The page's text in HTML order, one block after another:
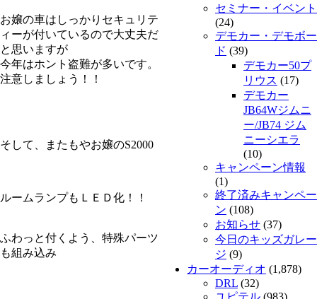
お嬢の車はしっかりセキュリテ
ィーが付いているので大丈夫だ
と思いますが
今年はホント盗難が多いです。
注意しましょう！！
そして、またもやお嬢のS2000
ルームランプもＬＥＤ化！！
ふわっと付くよう、特殊パーツ
も組み込み
セミナー・イベント
(24)
デモカー・デモボー
ド (39)
デモカー50プ
リウス (17)
デモカー
JB64Wジムニ
ー/JB74 ジム
ニーシエラ
(10)
キャンペーン情報
(1)
終了済みキャンペー
ン (108)
お知らせ (37)
今日のキッズガレー
ジ (9)
カーオーディオ (1,878)
DRL (32)
ユピテル(983)